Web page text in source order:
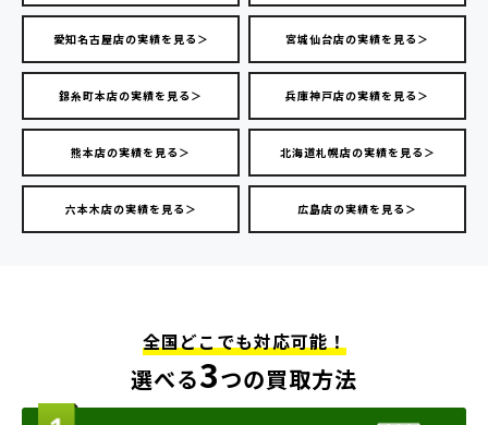
愛知名古屋店の実績を見る＞ 宮城仙台店の実績を見る＞
錦糸町本店の実績を見る＞ 兵庫神戸店の実績を見る＞
熊本店の実績を見る＞ 北海道札幌店の実績を見る＞
六本木店の実績を見る＞ 広島店の実績を見る＞
全国どこでも対応可能！
選べる3つの買取方法